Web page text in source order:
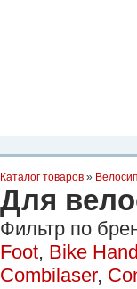
Каталог товаров »
Для
Фильтр по
Foot, Bike Hand
Combilaser,